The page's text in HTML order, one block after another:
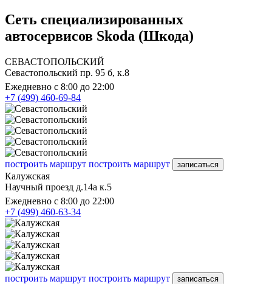
Сеть специализированных
автосервисов Skoda (Шкода)
СЕВАСТОПОЛЬСКИЙ
Севастопольский пр. 95 б, к.8
Ежедневно с 8:00 до 22:00
+7 (499) 460-69-84
построить маршрут построить маршрут записаться
Калужская
Научный проезд д.14а к.5
Ежедневно с 8:00 до 22:00
+7 (499) 460-63-34
построить маршрут построить маршрут записаться